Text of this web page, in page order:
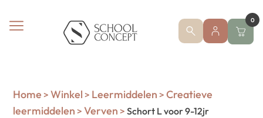
0
Home > Winkel > Leermiddelen > Creatieve
leermiddelen > Verven > Schort L voor 9-12jr